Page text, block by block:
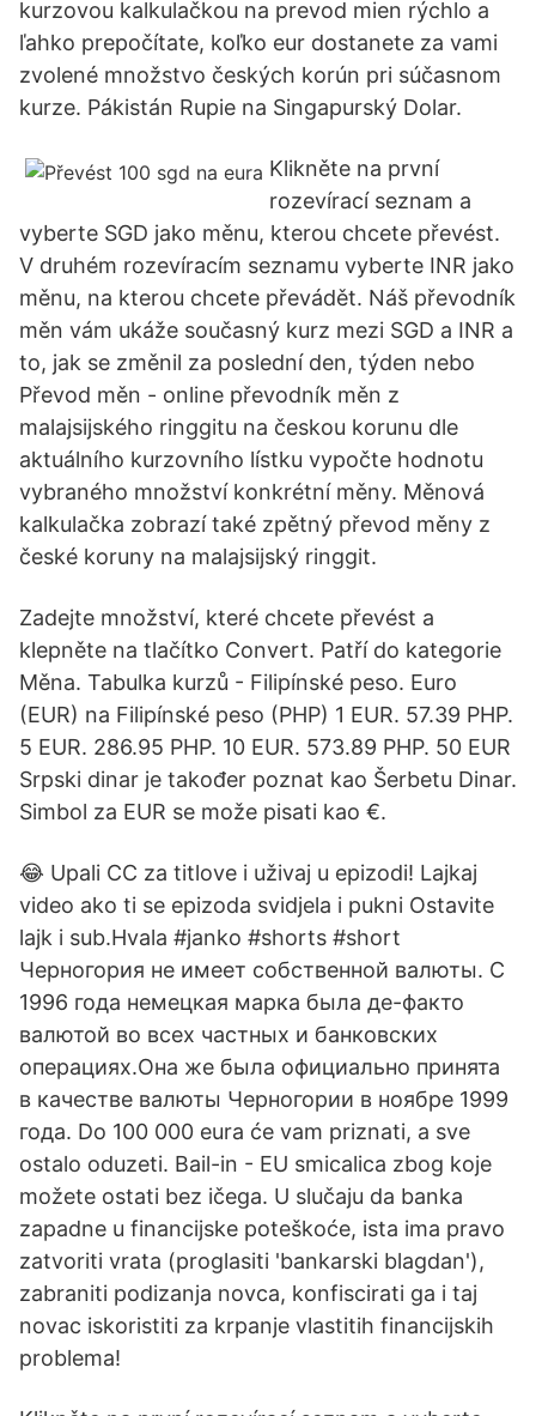
kurzovou kalkulačkou na prevod mien rýchlo a
ľahko prepočítate, koľko eur dostanete za vami
zvolené množstvo českých korún pri súčasnom
kurze. Pákistán Rupie na Singapurský Dolar.
Klikněte na první
rozevírací seznam a
vyberte SGD jako měnu, kterou chcete převést.
V druhém rozevíracím seznamu vyberte INR jako
měnu, na kterou chcete převádět. Náš převodník
měn vám ukáže současný kurz mezi SGD a INR a
to, jak se změnil za poslední den, týden nebo
Převod měn - online převodník měn z
malajsijského ringgitu na českou korunu dle
aktuálního kurzovního lístku vypočte hodnotu
vybraného množství konkrétní měny. Měnová
kalkulačka zobrazí také zpětný převod měny z
české koruny na malajsijský ringgit.
Zadejte množství, které chcete převést a
klepněte na tlačítko Convert. Patří do kategorie
Měna. Tabulka kurzů - Filipínské peso. Euro
(EUR) na Filipínské peso (PHP) 1 EUR. 57.39 PHP.
5 EUR. 286.95 PHP. 10 EUR. 573.89 PHP. 50 EUR
Srpski dinar je također poznat kao Šerbetu Dinar.
Simbol za EUR se može pisati kao €.
😂 Upali CC za titlove i uživaj u epizodi! Lajkaj
video ako ti se epizoda svidjela i pukni Ostavite
lajk i sub.Hvala ️#janko #shorts #short
Черногория не имеет собственной валюты. С
1996 года немецкая марка была де-факто
валютой во всех частных и банковских
операциях.Она же была официально принята
в качестве валюты Черногории в ноябре 1999
года. Do 100 000 eura će vam priznati, a sve
ostalo oduzeti. Bail-in - EU smicalica zbog koje
možete ostati bez ičega. U slučaju da banka
zapadne u financijske poteškoće, ista ima pravo
zatvoriti vrata (proglasiti 'bankarski blagdan'),
zabraniti podizanja novca, konfiscirati ga i taj
novac iskoristiti za krpanje vlastitih financijskih
problema!